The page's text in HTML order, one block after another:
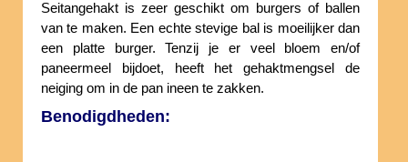
Seitangehakt is zeer geschikt om burgers of ballen
van te maken. Een echte stevige bal is moeilijker dan
een platte burger. Tenzij je er veel bloem en/of
paneermeel bijdoet, heeft het gehaktmengsel de
neiging om in de pan ineen te zakken.
Benodigdheden: